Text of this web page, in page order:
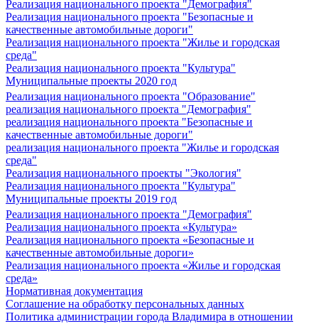
Реализация национального проекта "Демография"
Реализация национального проекта "Безопасные и
качественные автомобильные дороги"
Реализация национального проекта "Жилье и городская
среда"
Реализация национального проекта "Культура"
Муниципальные проекты 2020 год
Реализация национального проекта "Образование"
реализация национального проекта "Демография"
реализация национального проекта "Безопасные и
качественные автомобильные дороги"
реализация национального проекта "Жилье и городская
среда"
Реализация национального проекты "Экология"
Реализация национального проекта "Культура"
Муниципальные проекты 2019 год
Реализация национального проекта "Демография"
Реализация национального проекта «Культура»
Реализация национального проекта «Безопасные и
качественные автомобильные дороги»
Реализация национального проекта «Жилье и городская
среда»
Нормативная документация
Соглашение на обработку персональных данных
Политика администрации города Владимира в отношении